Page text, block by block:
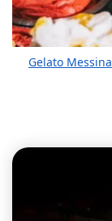
Gelato Messina